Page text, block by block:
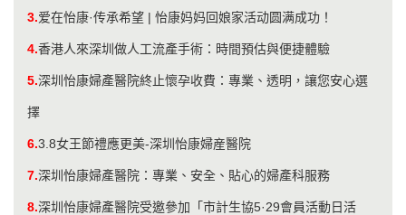
3.爱在怡康·传承希望 | 怡康妈妈回娘家活动圆满成功！
4.香港人來深圳做人工流產手術：時間預估與便捷體驗
5.深圳怡康婦產醫院終止懷孕收費：專業、透明，讓您安心選
擇
6.3.8女王節禮應更美-深圳怡康婦産醫院
7.深圳怡康婦產醫院：專業、安全、貼心的婦產科服務
8.深圳怡康婦產醫院受邀參加「市計生協5·29會員活動日活